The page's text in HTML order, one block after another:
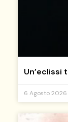
6 Agosto 2026